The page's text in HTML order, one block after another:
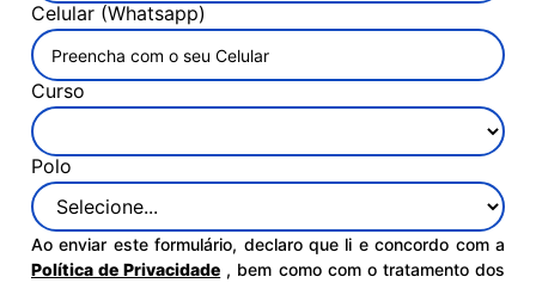
Celular (Whatsapp)
Curso
Polo
Ao enviar este formulário, declaro que li e concordo com a
Política de Privacidade , bem como com o tratamento dos